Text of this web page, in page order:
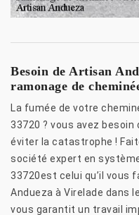
Besoin de Artisan
ramonage de
La fumée de votre
33720 ? vous avez besoin
éviter la catastrophe !
société expert en
33720est celui qu’il
Andueza à Virelade dans
vous garantit un travail